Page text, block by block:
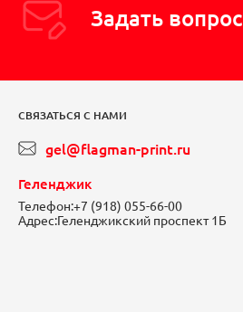
Задать вопрос
СВЯЗАТЬСЯ С НАМИ
gel@flagman-print.ru
Геленджик
Телефон:+7 (918) 055-66-00
Адрес:Геленджикский проспект 1Б